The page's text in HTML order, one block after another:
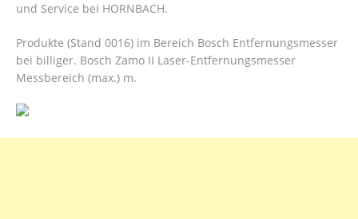
und Service bei HORNBACH.
Produkte (Stand 0016) im Bereich Bosch Entfernungsmesser
bei billiger. Bosch Zamo II Laser-Entfernungsmesser
Messbereich (max.) m.